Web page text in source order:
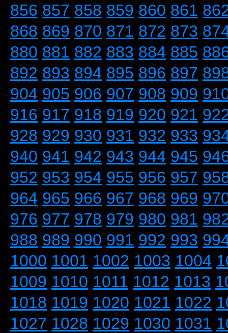
856 857 858 859 860 861
868 869 870 871 872 873
880 881 882 883 884 885
892 893 894 895 896 897
904 905 906 907 908 909
916 917 918 919 920 921
928 929 930 931 932 933
940 941 942 943 944 945
952 953 954 955 956 957
964 965 966 967 968 969
976 977 978 979 980 981
988 989 990 991 992 993
1000 1001 1002 1003 1004
1009 1010 1011 1012 1013
1018 1019 1020 1021 1022
1027 1028 1029 1030 1031